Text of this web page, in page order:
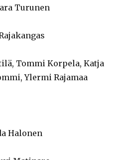
Turunen
Tommi Korpela, Katja
Ylermi Rajamaa
Halonen